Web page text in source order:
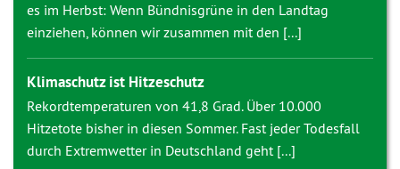
es im Herbst: Wenn Bündnisgrüne in den Landtag
einziehen, können wir zusammen mit den [...]
Klimaschutz ist Hitzeschutz
Rekordtemperaturen von 41,8 Grad. Über 10.000
Hitzetote bisher in diesen Sommer. Fast jeder Todesfall
durch Extremwetter in Deutschland geht [...]